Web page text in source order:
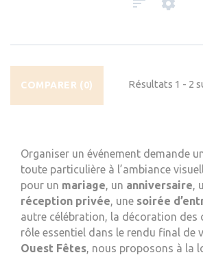
COMPARER (0) Résultats 1 - 2
Organiser un événement demande
toute particulière à l’ambiance
pour un mariage, un anniversaire,
réception privée, une soirée
autre célébration, la décoration des
rôle essentiel dans le rendu final de
Ouest Fêtes, nous proposons à la